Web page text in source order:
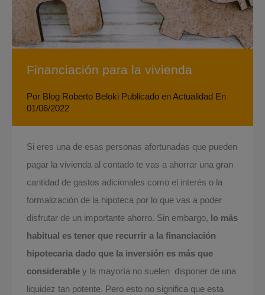
Financiación para la vivienda
Por Blog Roberto Beloki Publicado enActualidad En
01/06/2022
Si eres una de esas personas afortunadas que pueden
pagar la vivienda al contado te vas a ahorrar una gran
cantidad de gastos adicionales como el interés o la
formalización de la hipoteca por lo que vas a poder
disfrutar de un importante ahorro. Sin embargo, lo más
habitual es tener que recurrir a la financiación
hipotecaria dado que la inversión es más que
considerable y la mayoría no suelen disponer de una
liquidez tan potente. Pero esto no significa que esta